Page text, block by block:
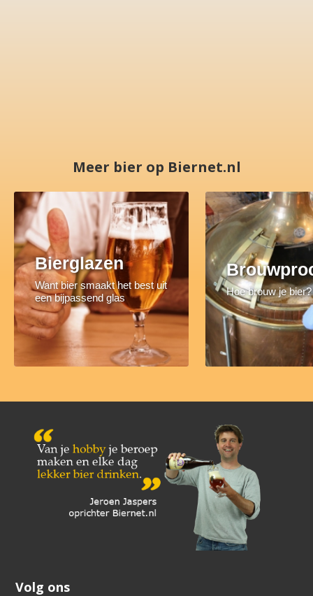
Meer bier op Biernet.nl
Bierglazen
Want bier smaakt het best uit
een bijpassend glas
Hoe brouw je bier?
Volg ons